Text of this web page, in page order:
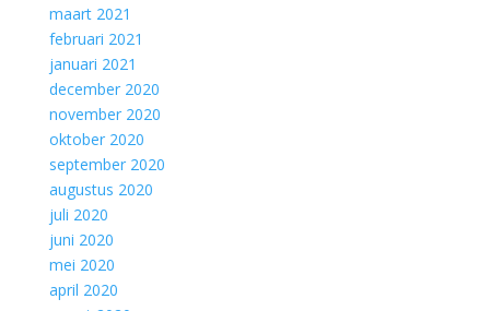
maart 2021
februari 2021
januari 2021
december 2020
november 2020
oktober 2020
september 2020
augustus 2020
juli 2020
juni 2020
mei 2020
april 2020